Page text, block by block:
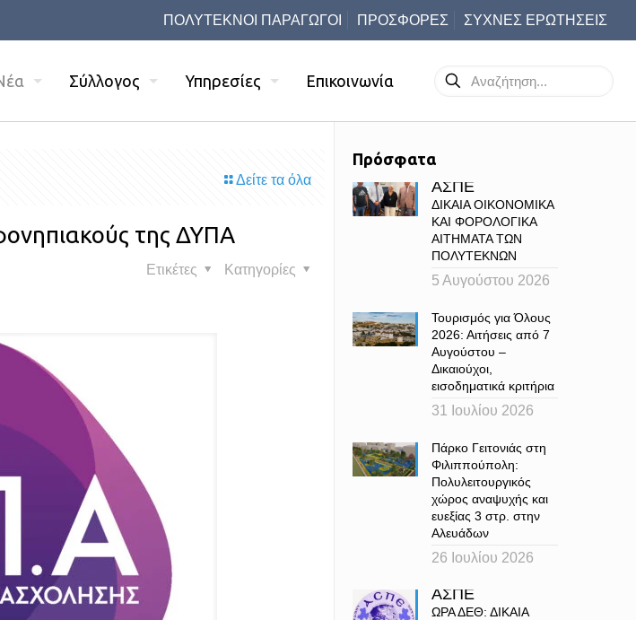
ΠΟΛΥΤΕΚΝΟΙ ΠΑΡΑΓΩΓΟΙ ΠΡΟΣΦΟΡΕΣ ΣΥΧΝΕΣ ΕΡΩΤΗΣΕΙΣ
Σύλλογος Υπηρεσίες Επικοινωνία
Δείτε τα όλα
της ΔΥΠΑ
Κατηγορίες
Ετικέτες
Πρόσφατα
ΑΣΠΕ
ΔΙΚΑΙΑ ΟΙΚΟΝΟΜΙΚΑ
ΚΑΙ ΦΟΡΟΛΟΓΙΚΑ
ΑΙΤΗΜΑΤΑ ΤΩΝ
ΠΟΛΥΤΕΚΝΩΝ
5 Αυγούστου 2026
Τουρισμός για Όλους
2026: Αιτήσεις από 7
Αυγούστου –
Δικαιούχοι,
εισοδηματικά κριτήρια
31 Ιουλίου 2026
Πάρκο Γειτονιάς στη
Φιλιππούπολη:
Πολυλειτουργικός
χώρος αναψυχής και
ευεξίας 3 στρ. στην
Αλευάδων
26 Ιουλίου 2026
ΑΣΠΕ
ΩΡΑ ΔΕΘ: ΔΙΚΑΙΑ